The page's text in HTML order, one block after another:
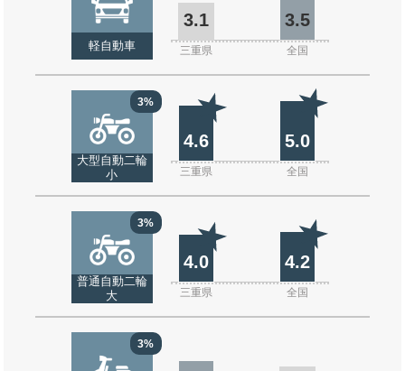
軽自動車
3.1 3.5
三重県 全国
3%
大型自動二輪
小
4.6 5.0
三重県 全国
3%
普通自動二輪
大
4.0 4.2
三重県 全国
3%